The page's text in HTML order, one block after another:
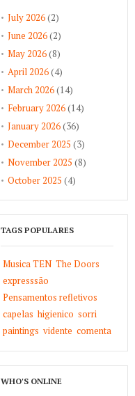
July 2026(2)
June 2026(2)
May 2026(8)
April 2026(4)
March 2026(14)
February 2026(14)
January 2026(36)
December 2025 (3)
November 2025 (8)
October 2025 (4)
TAGS POPULARES
Musica TEN The Doors
expresssão
Pensamentos refletivos
capelas higienico sorri
paintings vidente comenta
WHO'S ONLINE